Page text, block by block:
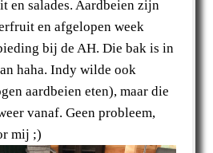
en salades. Aardbeien zijn
en afgelopen week
bij de AH. Die bak is in
haha. Indy wilde ook
aardbeien eten), maar die
vanaf. Geen probleem,
mij ;)